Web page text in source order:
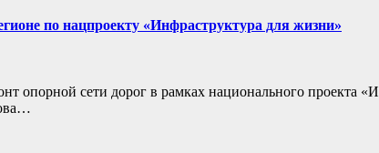
по нацпроекту «Инфраструктура для жизни»
опорной сети дорог в рамках национального проекта